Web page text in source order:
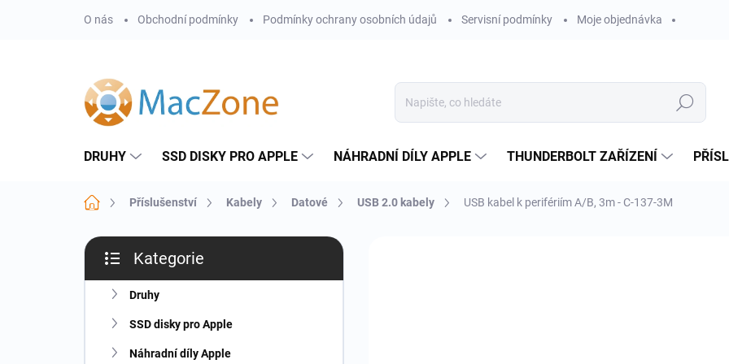
O nás Obchodní podmínky Podmínky ochrany osobních údajů Servisní podmínky Moje objednávka
Hledat
DRUHY SSD DISKY PRO APPLE NÁHRADNÍ DÍLY APPLE THUNDERBOLT ZAŘÍZENÍ
Domů Příslušenství Kabely Datové USB 2.0 kabely USB kabel k perifériím A/B, 3m - C-137-3M
P
s
kategorie
Kategorie
Druhy
SSD disky pro Apple
Náhradní díly Apple